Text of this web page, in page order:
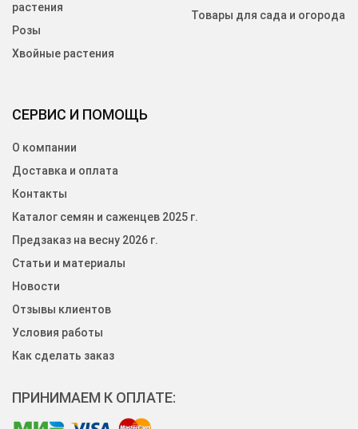
СЕРВИС И ПОМОЩЬ
О компании
Доставка и оплата
Контакты
Каталог семян и саженцев 2025 г.
Предзаказ на весну 2026 г.
Статьи и материалы
Новости
Отзывы клиентов
Условия работы
Как сделать заказ
растения
Розы
Хвойные растения
Товары для сада и огорода
ПРИНИМАЕМ К ОПЛАТЕ: